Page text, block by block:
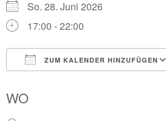
So. 28. Juni 2026
17:00 - 22:00
ZUM KALENDER HINZUFÜGEN
WO